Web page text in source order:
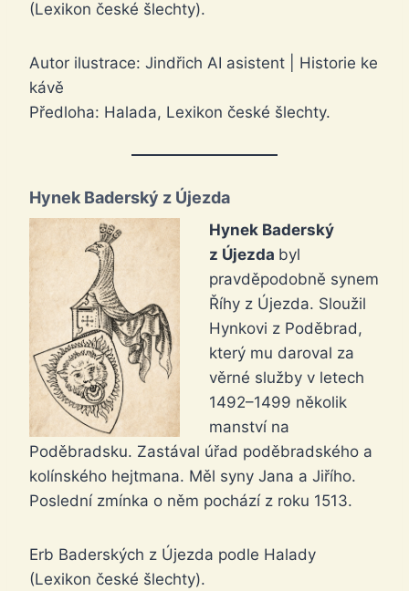
(Lexikon české šlechty).
Autor ilustrace: Jindřich AI asistent | Historie ke
kávě
Předloha: Halada, Lexikon české šlechty.
Hynek Baderský z Újezda
Hynek Baderský
z Újezda byl
pravděpodobně synem
Říhy z Újezda. Sloužil
Hynkovi z Poděbrad,
který mu daroval za
věrné služby v letech
1492–1499 několik
manství na
Poděbradsku. Zastával úřad poděbradského a
kolínského hejtmana. Měl syny Jana a Jiřího.
Poslední zmínka o něm pochází z roku 1513.
Erb Baderských z Újezda podle Halady
(Lexikon české šlechty).